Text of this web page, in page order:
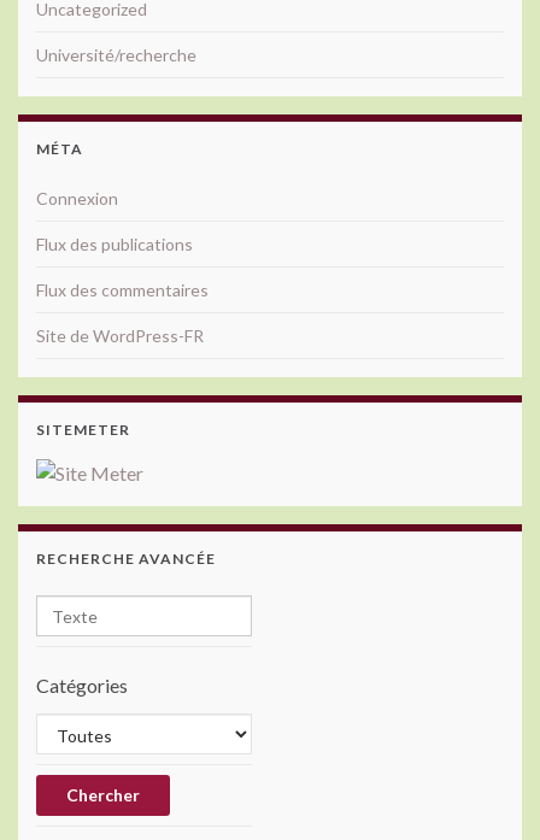
Uncategorized
Université/recherche
MÉTA
Connexion
Flux des publications
Flux des commentaires
Site de WordPress-FR
SITEMETER
RECHERCHE AVANCÉE
Catégories